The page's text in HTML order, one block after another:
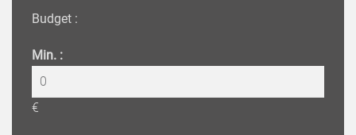
Budget :
Min. :
€